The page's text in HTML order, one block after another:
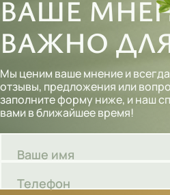
ВАШЕ
ВАЖНО
Мы ценим ваше мнение и
отзывы, предложения или
заполните форму ниже, и наш
вами в ближайшее время!
Ваше имя
Телефон